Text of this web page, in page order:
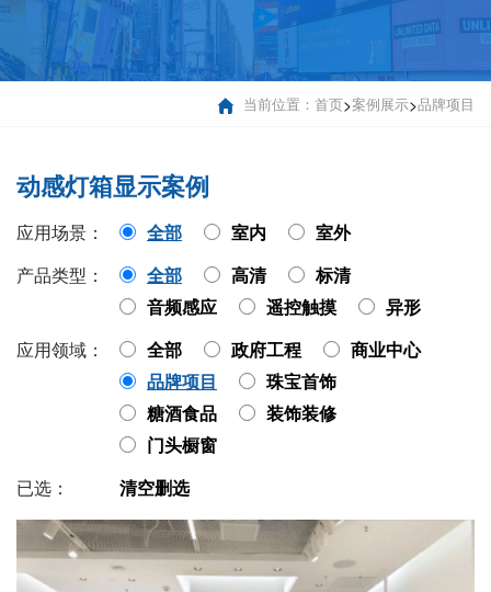
当前位置： 首页>案例展示>品牌项目
动感灯箱显示案例
应用场景： 全部 室内
室外
产品类型：
全部 高清
标清
音频感应
遥控触摸
异形
应用领域：
全部 政府工程
商业中心
品牌项目
珠宝首饰
糖酒食品
装饰装修
门头橱窗
已选：
清空删选